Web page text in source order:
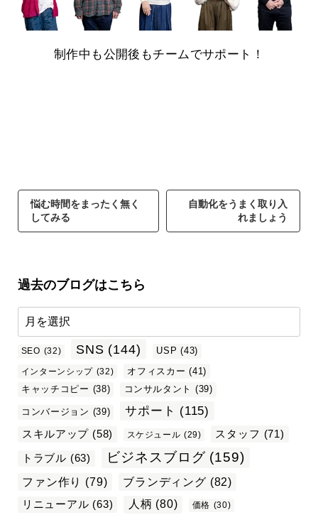
制作中も公開後もチームでサポート！
悩む時間をまったく無く
してみる
自動化をうまく取り入
れましょう
過去のブログはこちら
SEO (32) SNS (144) USP (43)
インターンシップ (32) オフィスカー (41)
キャッチコピー (38) コンサルタント (39)
コンバージョン (39) サポート (115)
スキルアップ (58) スケジュール (29) スタッフ (71)
トラブル (63) ビジネスブログ (159)
ファン作り (79) ブランディング (82)
リニューアル (63) 人柄 (80) 価格 (30)